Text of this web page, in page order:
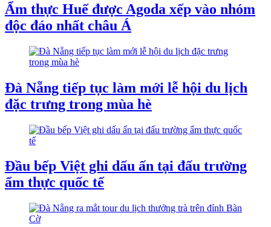
Ẩm thực Huế được Agoda xếp vào nhóm
độc đáo nhất châu Á
Đà Nẵng tiếp tục làm mới lễ hội du lịch
đặc trưng trong mùa hè
Đầu bếp Việt ghi dấu ấn tại đấu trường
ẩm thực quốc tế